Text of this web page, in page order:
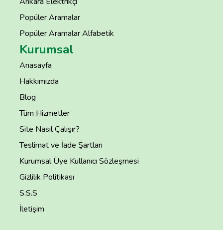
Popüler Aramalar
Popüler Aramalar Alfabetik
Kurumsal
Anasayfa
Hakkımızda
Blog
Tüm Hizmetler
Site Nasıl Çalışır?
Teslimat ve İade Şartları
Kurumsal Üye Kullanıcı Sözleşmesi
Gizlilik Politikası
S.S.S
İletişim